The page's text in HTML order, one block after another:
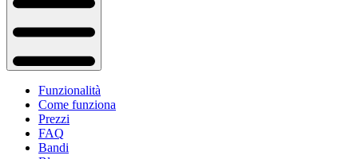
Funzionalità
Come funziona
Prezzi
FAQ
Bandi